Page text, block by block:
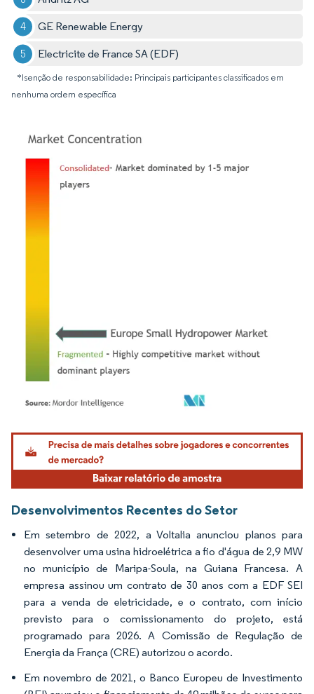
GE Renewable Energy
Electricite de France SA (EDF)
*Isenção de responsabilidade: Principais participantes classificados em
nenhuma ordem específica
Imagem © Mordor Intelligence. O reuso requer atribuição conforme CC BY 4.0.
Desenvolvimentos Recentes do Setor
Em setembro de 2022, a Voltalia anunciou planos para
desenvolver uma usina hidroelétrica a fio d'água de 2,9 MW
no município de Maripa-Soula, na Guiana Francesa. A
empresa assinou um contrato de 30 anos com a EDF SEI
para a venda de eletricidade, e o contrato, com início
previsto para o comissionamento do projeto, está
programado para 2026. A Comissão de Regulação de
Energia da França (CRE) autorizou o acordo.
Em novembro de 2021, o Banco Europeu de Investimento